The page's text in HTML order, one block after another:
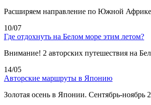
Расширяем направление по Южной
10/07
Где отдохнуть на Белом море этим летом?
Внимание! 2 авторских путешествия на
14/05
Авторские маршруты в Японию
Золотая осень в Японии. Сентябрь-ноябрь